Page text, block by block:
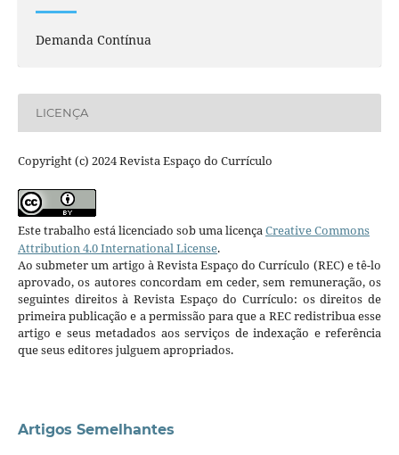
Demanda Contínua
LICENÇA
Copyright (c) 2024 Revista Espaço do Currículo
Este trabalho está licenciado sob uma licençaCreative Commons
Attribution 4.0 International License.
Ao submeter um artigo à Revista Espaço do Currículo (REC) e tê-lo
aprovado, os autores concordam em ceder, sem remuneração, os
seguintes direitos à Revista Espaço do Currículo: os direitos de
primeira publicação e a permissão para que a REC redistribua esse
artigo e seus metadados aos serviços de indexação e referência
que seus editores julguem apropriados.
Artigos Semelhantes